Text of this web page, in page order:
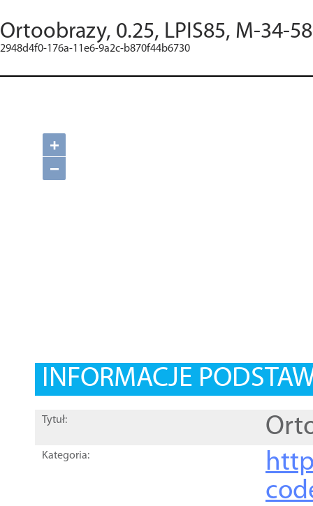
Ortoobrazy, 0.25, LPIS85, M-34-
2948d4f0-176a-11e6-9a2c-b870f44b6730
+
−
INFORMACJE
Tytuł:
Kategoria: